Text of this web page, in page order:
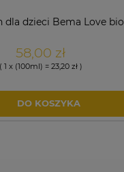
dla dzieci Bema Love bio
58,00 zł
( 1 x (100ml) = 23,20 zł )
DO KOSZYKA